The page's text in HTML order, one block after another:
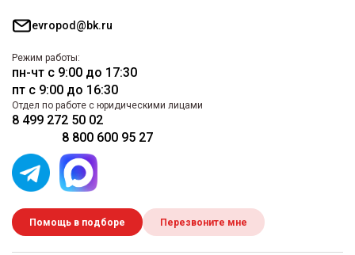
evropod@bk.ru
Режим работы:
пн-чт с 9:00 до 17:30
пт с 9:00 до 16:30
Отдел по работе с юридическими лицами
8 499 272 50 02
8 800 600 95 27
Помощь в подборе Перезвоните мне